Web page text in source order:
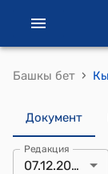
Башкы бет ›
Документ
Редакция
07.12.2015